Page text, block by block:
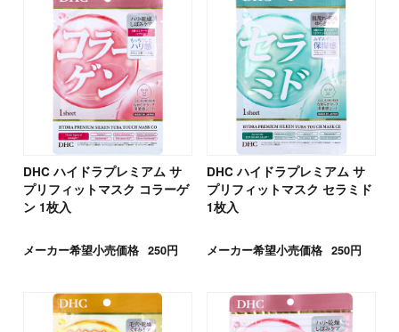
DHC ハイドラプレミアム サ
プリフィットマスク コラーゲ
ン 1枚入
メーカー希望小売価格 250円
DHC ハイドラプレミアム サ
プリフィットマスク セラミド
1枚入
メーカー希望小売価格 250円